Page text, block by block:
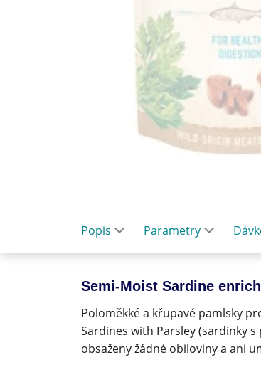
Popis Parametry
Semi-Moist Sardine
Poloměkké a křupavé pamlsky
Sardines with Parsley (sardinky
obsaženy žádné obiloviny a ani